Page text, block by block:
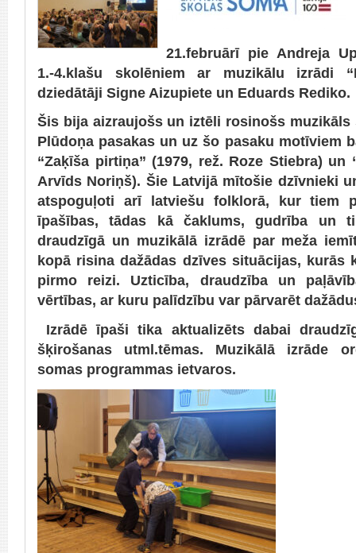
21.februārī pie Andreja
1.-4.klašu skolēniem ar muzikālu izrādi
dziedātāji Signe Aizupiete un Eduards Rediko.
Šis bija aizraujošs un iztēli rosinošs muzikāls
Plūdoņa pasakas un uz šo pasaku motīviem
“Zaķīša pirtiņa” (1979, rež. Roze Stiebra) un
Arvīds Noriņš). Šie Latvijā mītošie dzīvnieki
atspoguļoti arī latviešu folklorā, kur tiem
īpašības, tādas kā čaklums, gudrība un
draudzīgā un muzikālā izrādē par meža
kopā risina dažādas dzīves situācijas, kurās
pirmo reizi. Uzticība, draudzība un
vērtības, ar kuru palīdzību var pārvarēt
Izrādē īpaši tika aktualizēts dabai
šķirošanas utml.tēmas. Muzikālā izrāde
somas programmas ietvaros.